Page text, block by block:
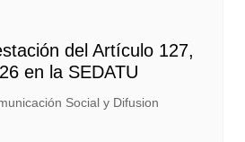
del Artículo 127,
en la SEDATU
Social y Difusion